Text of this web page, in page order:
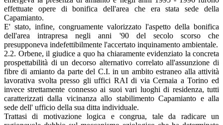
effettuate opere di bonifica dell'area che era stata sede della
Capamianto.
E' stato, infine, congruamente valorizzato l'aspetto della bonifica
dell'area intrapresa negli anni '90 del secolo scorso che
presupponeva indefettibilmente l'accertato inquinamento ambientale.
2.2. Orbene, il giudice a quo ha chiaramente evidenziato la concreta
prospettabilità di un decorso alternativo correlato all'assunzione di
fibre di amianto da parte del C.I. in un ambito estraneo alla attività
lavorativa svolta presso gli uffici RAI di via Cernaia a Torino ed
invece strettamente connesso ai suoi vari luoghi di residenza, tutti
caratterizzati dalla vicinanza allo stabilimento Capamianto e alla
sede dell' ufficio della sua ditta individuale.
Trattasi di motivazione logica e congrua, tale da radicare un